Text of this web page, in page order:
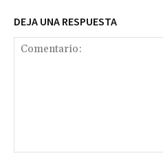
DEJA UNA RESPUESTA